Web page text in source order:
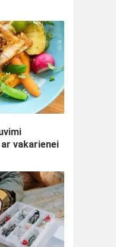
vakarienei